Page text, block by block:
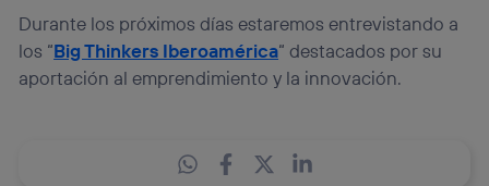
Durante los próximos días estaremos entrevistando a
los “Big Thinkers Iberoamérica“ destacados por su
aportación al emprendimiento y la innovación.